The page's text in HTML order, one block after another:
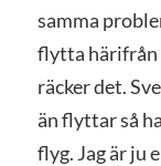
samma
flytta härifrån
räcker det.
än flyttar så
flyg. Jag är ju